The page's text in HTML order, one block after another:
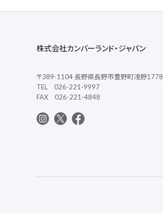
株式会社カンバーランド・ジャパン
〒389-1104 長野県長野市豊野町浅野1778
TEL 026-221-9997
FAX 026-221-4848